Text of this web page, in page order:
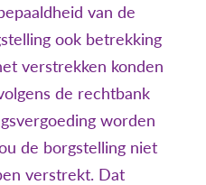
van de
ook betrekking
verstrekken konden
de rechtbank
worden
de borgstelling niet
verstrekt. Dat